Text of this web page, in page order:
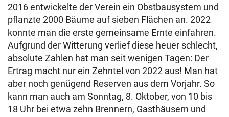
2016 entwickelte der Verein ein Obstbausystem und
pflanzte 2000 Bäume auf sieben Flächen an. 2022
konnte man die erste gemeinsame Ernte einfahren.
Aufgrund der Witterung verlief diese heuer schlecht,
absolute Zahlen hat man seit wenigen Tagen: Der
Ertrag macht nur ein Zehntel von 2022 aus! Man hat
aber noch genügend Reserven aus dem Vorjahr. So
kann man auch am Sonntag, 8. Oktober, von 10 bis
18 Uhr bei etwa zehn Brennern, Gasthäusern und